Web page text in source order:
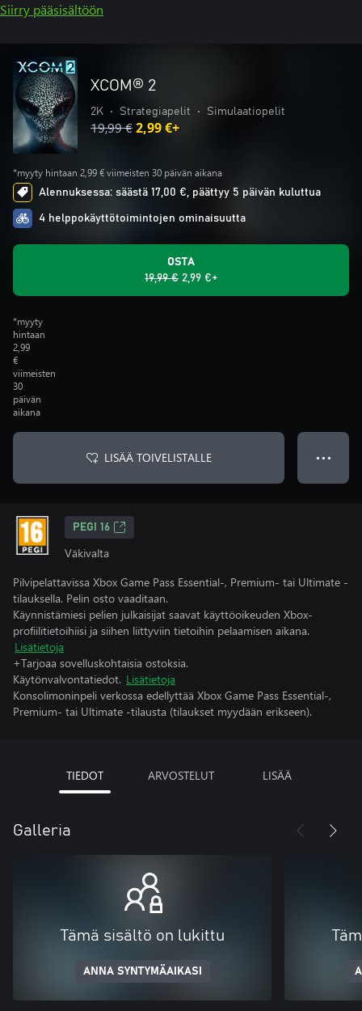
Siirry pääsisältöön
XCOM® 2
2K • Strategiapelit • Simulaatiopelit
19,99 €2,99 €+
*myyty hintaan 2,99 € viimeisten 30 päivän aikana
Alennuksessa: säästä 17,00 €, päättyy 5 päivän kuluttua
4 helppokäyttötoimintojen ominaisuutta
OSTA
19,99 € 2,99 €+
*myyty
hintaan
2,99
€
viimeisten
30
päivän
aikana
LISÄÄ TOIVELISTALLE ● ● ●
PEGI 16
Väkivalta
Pilvipelattavissa Xbox Game Pass Essential-, Premium- tai Ultimate -
tilauksella. Pelin osto vaaditaan.
Käynnistämiesi pelien julkaisijat saavat käyttöoikeuden Xbox-
profiilitietoihiisi ja siihen liittyviin tietoihin pelaamisen aikana.
Lisätietoja
+Tarjoaa sovelluskohtaisia ostoksia.
Käytönvalvontatiedot. Lisätietoja
Konsolimoninpeli verkossa edellyttää Xbox Game Pass Essential-,
Premium- tai Ultimate -tilausta (tilaukset myydään erikseen).
TIEDOT ARVOSTELUT LISÄÄ
Galleria
Tämä sisältö on lukittu
ANNA SYNTYMÄAIKASI